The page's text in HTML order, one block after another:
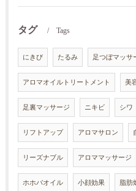
タグ Tags
にきび たるみ 足つぼマッサ
アロマオイルトリートメント 美
足裏マッサージ ニキビ シワ
リフトアップ アロマサロン
リーズナブル アロママッサージ
ホホバオイル 小顔効果 脂肪